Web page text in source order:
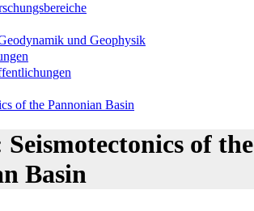
und Geophysik
of the Pannonian Basin
of the
Basin